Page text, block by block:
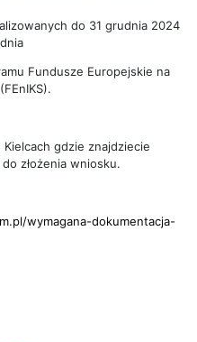
do 31 grudnia 2024
Fundusze Europejskie na
gdzie znajdziecie
złożenia wniosku.
wymagana-dokumentacja-